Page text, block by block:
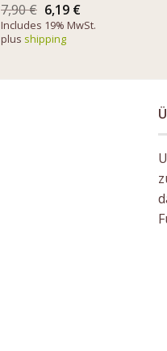
7,90€ 6,19 €
Includes 19% MwSt.
plus shipping